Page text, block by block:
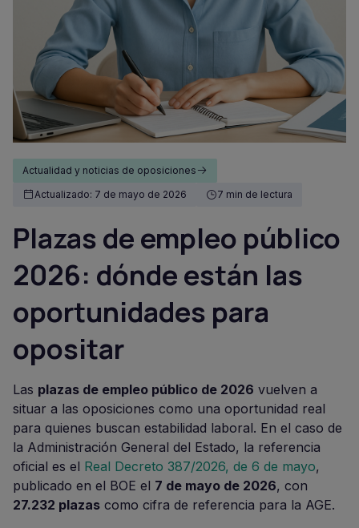
Actualidad y noticias de oposiciones
Actualizado: 7 de mayo de 2026
7 min de lectura
Plazas de empleo público
2026: dónde están las
oportunidades para
opositar
Las plazas de empleo público de 2026 vuelven a
situar a las oposiciones como una oportunidad real
para quienes buscan estabilidad laboral. En el caso de
la Administración General del Estado, la referencia
oficial es el Real Decreto 387/2026, de 6 de mayo,
publicado en el BOE el 7 de mayo de 2026, con
27.232 plazas como cifra de referencia para la AGE.